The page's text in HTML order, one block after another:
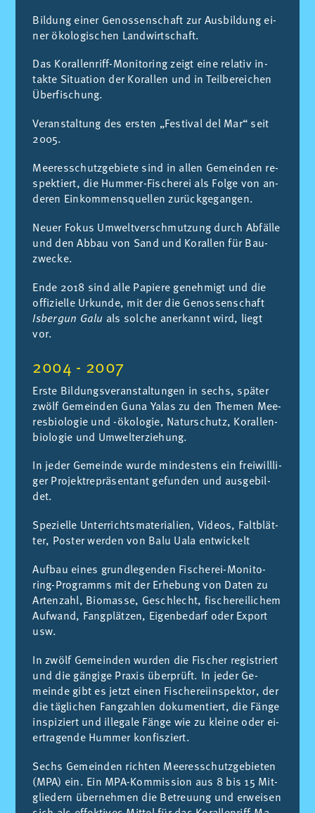
Bil­dung ei­ner Ge­nos­sen­schaft zur Aus­bil­dung ei­
ner öko­lo­gi­schen Land­wirt­schaft.
Das Ko­ral­len­riff-Mo­ni­to­ring zeigt eine re­la­tiv in­
tak­te Si­tua­ti­on der Ko­ral­len und in Teil­be­rei­chen
Über­fi­schung.
Ver­an­stal­tung des ers­ten „Fes­ti­val del Mar“ seit
2005.
Mee­res­schutz­ge­bie­te sind in al­len Ge­mein­den re­
spek­tiert, die Hum­mer-Fi­sche­rei als Fol­ge von an­
de­ren Ein­kom­mens­quel­len zu­rück­ge­gan­gen.
Neu­er Fo­kus Um­welt­ver­schmut­zung durch Ab­fäl­le
und den Ab­bau von Sand und Ko­ral­len für Bau­
zwe­cke.
Ende 2018 sind alle Pa­pie­re ge­neh­migt und die
of­fi­zi­el­le Ur­kun­de, mit der die Ge­nos­sen­schaft
Isbergun Galu als sol­che an­er­kannt wird, liegt
vor.
2004 - 2007
Ers­te Bil­dungs­ver­an­stal­tun­gen in sechs, spä­ter
zwölf Ge­mein­den Guna Yalas zu den The­men Mee­
res­bio­lo­gie und -öko­lo­gie, Na­tur­schutz, Ko­ral­len­
bio­lo­gie und Um­welt­er­zie­hung.
In je­der Ge­mein­de wur­de min­des­tens ein frei­will­li­
ger Pro­jektre­prä­sen­tant ge­fun­den und aus­ge­bil­
det.
Spe­zi­el­le Un­ter­richts­ma­te­ria­li­en, Vi­de­os, Falt­blät­
ter, Pos­ter wer­den von Balu Uala ent­wi­ckelt
Auf­bau ei­nes grund­le­gen­den Fi­sche­rei-Mo­ni­to­
ring-Pro­gramms mit der Er­he­bung von Da­ten zu
Ar­ten­zahl, Bio­mas­se, Ge­schlecht, fi­sche­rei­li­chem
Auf­wand, Fang­plät­zen, Ei­gen­be­darf oder Ex­port
usw.
In zwölf Ge­mein­den wur­den die Fi­scher re­gis­triert
und die gän­gi­ge Pra­xis über­prüft. In je­der Ge­
mein­de gibt es jetzt ei­nen Fi­sche­rei­in­spek­tor, der
die täg­li­chen Fang­zah­len do­ku­men­tiert, die Fän­ge
in­spi­ziert und il­le­ga­le Fän­ge wie zu klei­ne oder ei­
er­tra­gen­de Hum­mer kon­fis­ziert.
Sechs Ge­mein­den rich­ten Mee­res­schutz­ge­bie­ten
(MPA) ein. Ein MPA-Kom­mis­si­on aus 8 bis 15 Mit­
glie­dern über­neh­men die Be­treu­ung und er­wei­sen